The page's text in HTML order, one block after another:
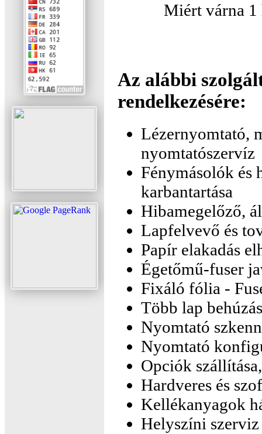
Miért várna 1
Az alábbi
rendelkezésére:
Lézernyomtató,
nyomtatószervíz
Fénymásolók és
karbantartása
Hibamegelőző,
Lapfelvevő és
Papír elakadás
Égetőmű-fuser
Fixáló fólia -
Több lap
Nyomtató
Nyomtató
Opciók
Hardveres és
Kellékanyagok
Helyszíni szerviz